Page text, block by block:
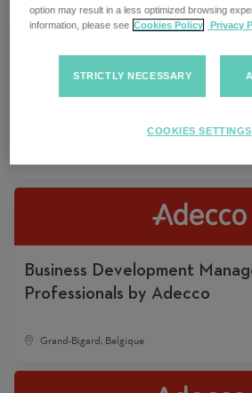
Business Development
Business Development
Professionals by Adecco
Grand-Bigard, Belgique
option may result in a less optimized browsing
information, please see Cookies Policy Privacy
STRICTLY NECESSARY
COOKIES SETTINGS